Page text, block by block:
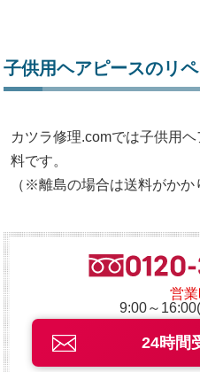
子供用ヘアピースのリ
カツラ修理.comでは子供用
料です。
（※離島の場合は送料がかか
営
9:00～
24時間